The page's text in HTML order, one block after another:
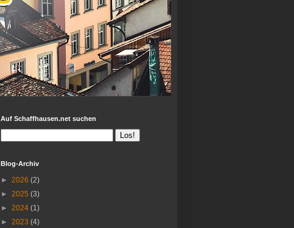
Auf Schaffhausen.net suchen
Blog-Archiv
► 2026 (2)
► 2025 (3)
► 2024 (1)
► 2023 (4)